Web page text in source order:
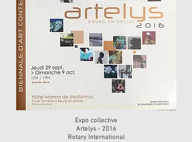
Expo collective
Artelys - 2016
Rotary International